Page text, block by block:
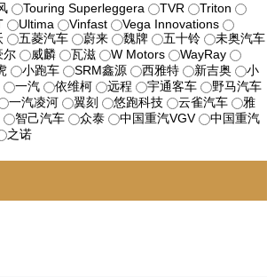
Touring Superleggera TVR
Triton
Ultima Vinfast
Vega Innovations
五菱汽车 蔚来 魏牌 五十铃
未奥汽车
尔 威麟 瓦滋 W Motors
WayRay
小跑车 SRM鑫源 西雅特 新吉奥
小
一汽 依维柯 远程 宇通客车
野马汽车
一汽凌河 翼刻 悠跑科技 云雀汽车
雅
智己汽车 众泰 中国重汽VGV
中国重汽
之诺